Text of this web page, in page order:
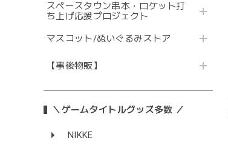
スペースタウン串本・ロケット打
ち上げ応援プロジェクト
マスコット/ぬいぐるみストア
【事後物販】
＼ゲームタイトルグッズ多数 ／
NIKKE